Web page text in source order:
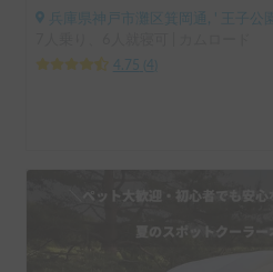
兵庫県神戸市灘区箕岡通, ' 王子公園
4.75
4